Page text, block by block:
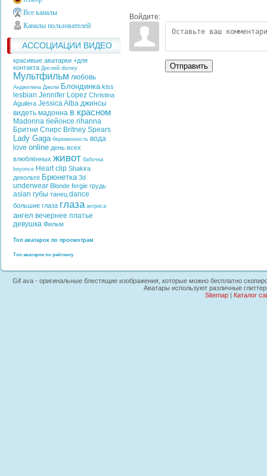
Все каналы
Каналы пользователей
АССОЦИАЦИИ ВИДЕО
красивые аватарки +для
контакта Дисней disney
Мультфильм любовь
Анджелина Джоли Блондинка kiss
lesbian Jennifer Lopez Christina
Aguilera Jessica Alba джинсы
видеть мадонна в красном
Madonna бейонсе rihanna
Бритни Спирс Britney Spears
Lady Gaga беременность вода
love online день всех
влюблённых живот бабочка
beyonce Heart clip Shakira
декольте Брюнетка 3d
underwear Blonde fergie грудь
asian губы танец dance
большие глаза глаза актриса
ангел вечернее платье
девушка Фильм
Топ аватарок по просмотрам
Топ аватарок по рейтингу
Войдите:
Отправить
Gif ava - оригинальные блестящие изображения, которые можно бесплатно
Аватары используют различные
Sitemap| Каталог